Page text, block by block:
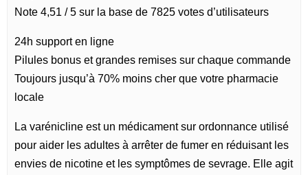
Note 4,51 / 5 sur la base de 7825 votes d’utilisateurs
24h support en ligne
Pilules bonus et grandes remises sur chaque commande
Toujours jusqu’à 70% moins cher que votre pharmacie
locale
La varénicline est un médicament sur ordonnance utilisé
pour aider les adultes à arrêter de fumer en réduisant les
envies de nicotine et les symptômes de sevrage. Elle agit